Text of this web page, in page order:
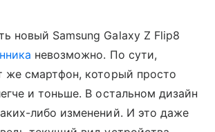
новый Samsung Galaxy Z Flip8
невозможно. По сути,
же смартфон, который просто
и тоньше. В остальном дизайн
либо изменений. И это даже